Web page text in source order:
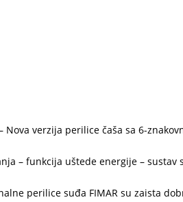
verzija perilice čaša sa 6-
– funkcija uštede energije – sustav
perilice suđa FIMAR su zaista